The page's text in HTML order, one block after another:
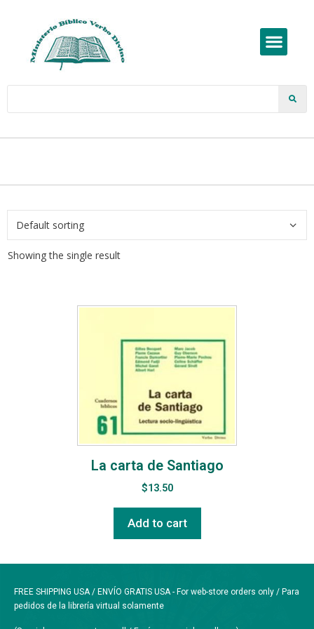
Showing the single result
La carta de Santiago
$13.50
Add to cart
FREE SHIPPING USA / ENVÍO GRATIS USA - For web-store orders only / Para
pedidos de la librería virtual solamente